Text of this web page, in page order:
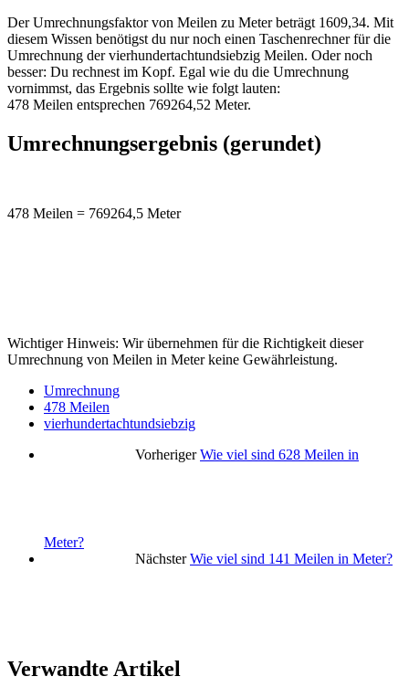
Der Umrechnungsfaktor von Meilen zu Meter beträgt 1609,34. Mit
diesem Wissen benötigst du nur noch einen Taschenrechner für die
Umrechnung der vierhundertachtundsiebzig Meilen. Oder noch
besser: Du rechnest im Kopf. Egal wie du die Umrechnung
vornimmst, das Ergebnis sollte wie folgt lauten:
478 Meilen entsprechen 769264,52 Meter.
Umrechnungsergebnis (gerundet)
478 Meilen = 769264,5 Meter
Wichtiger Hinweis: Wir übernehmen für die Richtigkeit dieser
Umrechnung von Meilen in Meter keine Gewährleistung.
Umrechnung
478 Meilen
vierhundertachtundsiebzig
Vorheriger Wie viel sind 628 Meilen in
Meter?
Nächster Wie viel sind 141 Meilen in Meter?
Verwandte Artikel